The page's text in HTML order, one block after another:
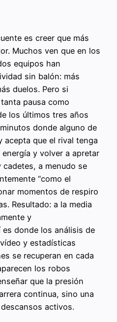
es creer que más
Muchos ven que en los
equipos han
sin balón: más
duelos. Pero si
pausa como
los últimos tres años
donde alguno de
acepta que el rival tenga
y volver a apretar
cadetes, a menudo se
“como el
momentos de respiro
Resultado: a la media
y
donde los análisis de
y estadísticas
se recuperan en cada
los robos
que la presión
continua, sino una
activos.